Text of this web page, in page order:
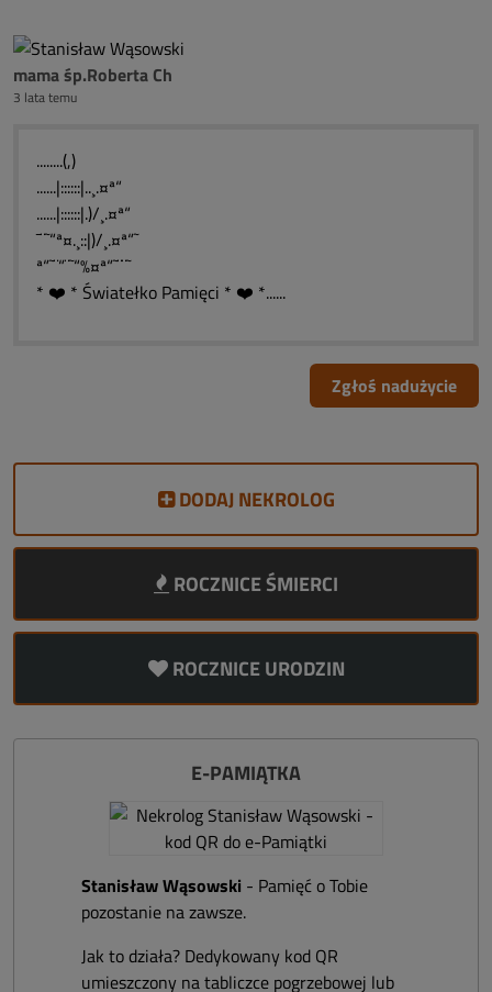
mama śp.Roberta Ch
3 lata temu
........(,)
......|::::::|..¸.¤ª“
......|::::::|.)/¸.¤ª“
¯¨˜“ª¤.¸::|)/¸.¤ª“˜
ª“˜¨“¨˜“%¤ª“˜¨¨˜
* ❤️ * Światełko Pamięci * ❤️ *......
Zgłoś nadużycie
DODAJ NEKROLOG
ROCZNICE ŚMIERCI
ROCZNICE URODZIN
E-PAMIĄTKA
Stanisław Wąsowski - Pamięć o Tobie
pozostanie na zawsze.
Jak to działa? Dedykowany kod QR
umieszczony na tabliczce pogrzebowej lub